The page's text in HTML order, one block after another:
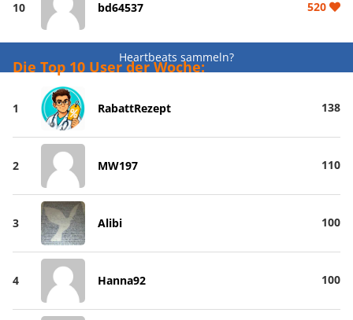
10 bd64537 520
Heartbeats sammeln?
Die Top 10 User der Woche:
1 RabattRezept 138
2 MW197 110
3 Alibi 100
4 Hanna92 100